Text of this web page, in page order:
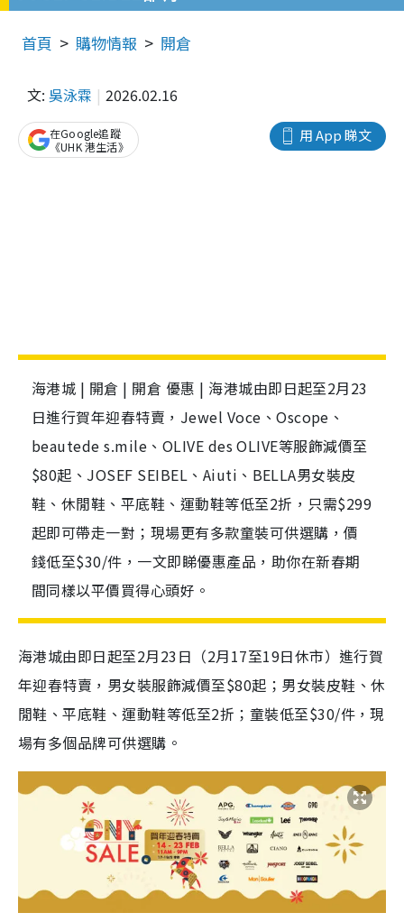
首頁 購物情報 開倉
文: 吳泳霖 2026.02.16
用 App 睇文
在Google追蹤
《UHK 港生活》
海港城 | 開倉 | 開倉 優惠 | 海港城由即日起至2月23
日進行賀年迎春特賣，Jewel Voce、Oscope、
beautede s.mile、OLIVE des OLIVE等服飾減價至
$80起、JOSEF SEIBEL、Aiuti、BELLA男女裝皮
鞋、休閒鞋、平底鞋、運動鞋等低至2折，只需$299
起即可帶走一對；現場更有多款童裝可供選購，價
錢低至$30/件，一文即睇優惠產品，助你在新春期
間同樣以平價買得心頭好。
海港城由即日起至2月23日（2月17至19日休市）進行賀
年迎春特賣，男女裝服飾減價至$80起；男女裝皮鞋、休
閒鞋、平底鞋、運動鞋等低至2折；童裝低至$30/件，現
場有多個品牌可供選購。